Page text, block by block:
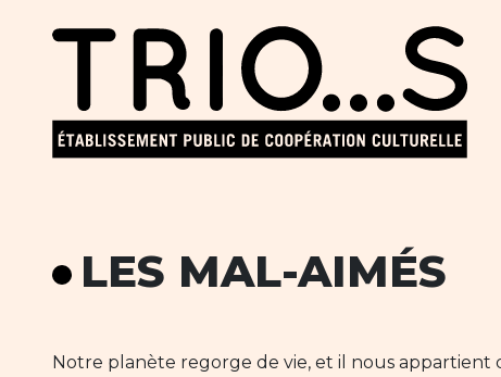
LES MAL-AIMÉS
Notre planète regorge de vie, et il nous